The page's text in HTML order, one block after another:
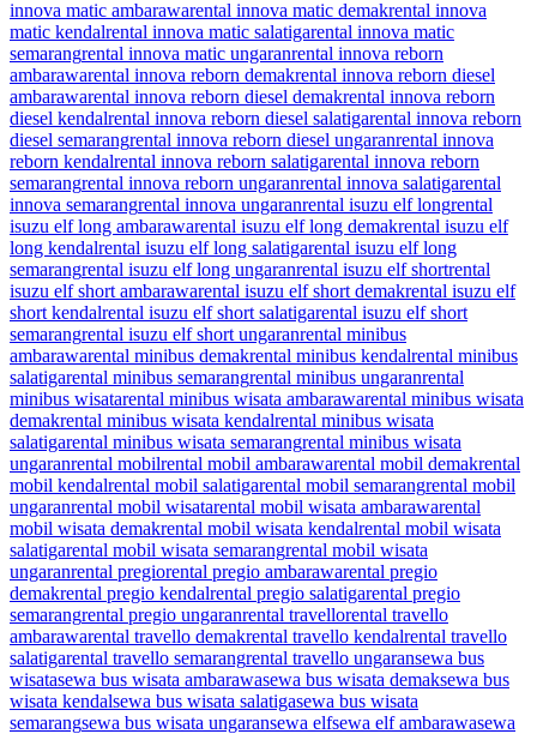
innova matic ambarawarental innova matic demakrental innova
matic kendalrental innova matic salatigarental innova matic
semarangrental innova matic ungaranrental innova reborn
ambarawarental innova reborn demakrental innova reborn diesel
ambarawarental innova reborn diesel demakrental innova reborn
diesel kendalrental innova reborn diesel salatigarental innova reborn
diesel semarangrental innova reborn diesel ungaranrental innova
reborn kendalrental innova reborn salatigarental innova reborn
semarangrental innova reborn ungaranrental innova salatigarental
innova semarangrental innova ungaranrental isuzu elf longrental
isuzu elf long ambarawarental isuzu elf long demakrental isuzu elf
long kendalrental isuzu elf long salatigarental isuzu elf long
semarangrental isuzu elf long ungaranrental isuzu elf shortrental
isuzu elf short ambarawarental isuzu elf short demakrental isuzu elf
short kendalrental isuzu elf short salatigarental isuzu elf short
semarangrental isuzu elf short ungaranrental minibus
ambarawarental minibus demakrental minibus kendalrental minibus
salatigarental minibus semarangrental minibus ungaranrental
minibus wisatarental minibus wisata ambarawarental minibus wisata
demakrental minibus wisata kendalrental minibus wisata
salatigarental minibus wisata semarangrental minibus wisata
ungaranrental mobilrental mobil ambarawarental mobil demakrental
mobil kendalrental mobil salatigarental mobil semarangrental mobil
ungaranrental mobil wisatarental mobil wisata ambarawarental
mobil wisata demakrental mobil wisata kendalrental mobil wisata
salatigarental mobil wisata semarangrental mobil wisata
ungaranrental pregiorental pregio ambarawarental pregio
demakrental pregio kendalrental pregio salatigarental pregio
semarangrental pregio ungaranrental travellorental travello
ambarawarental travello demakrental travello kendalrental travello
salatigarental travello semarangrental travello ungaransewa bus
wisatasewa bus wisata ambarawasewa bus wisata demaksewa bus
wisata kendalsewa bus wisata salatigasewa bus wisata
semarangsewa bus wisata ungaransewa elfsewa elf ambarawasewa